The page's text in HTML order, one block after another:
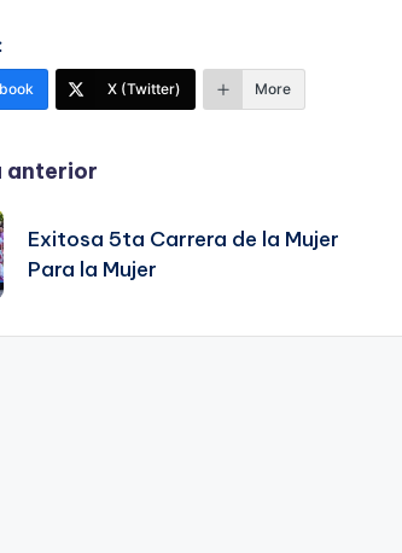
X (Twitter) More
anterior
Exitosa 5ta Carrera de la Mujer
Para la Mujer